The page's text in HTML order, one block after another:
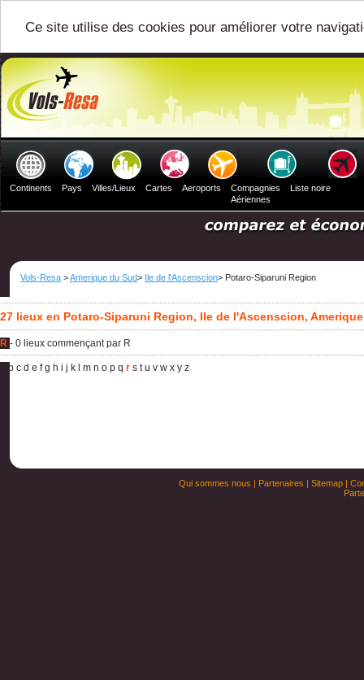
Ce site utilise des cookies pour améliorer votre
Continents Pays Villes/Lieux Cartes Aeroports
Compagnies
Aériennes
Liste noire
Vols-Resa >Amerique du Sud> Ile de l'Ascenscion> Potaro-Siparuni Region
27 lieux en Potaro-Siparuni Region, Ile de l'Ascenscion,
R - 0 lieux commençant par R
b c d e fg h i j k m n o p q r s tu v w x y z
Qui sommes nous | Partenaires | Sitemap|